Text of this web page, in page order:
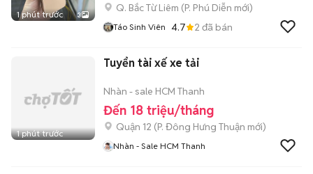
1 phút trước 3
Q. Bắc Từ Liêm (P. Phú Diễn mới)
Táo Sinh Viên 4.7 2 đã bán
1 phút trước
Tuyển tài xế xe tải
Nhàn - sale HCM Thanh
Đến 18 triệu/tháng
Quận 12 (P. Đông Hưng Thuận mới)
Nhàn - Sale HCM Thanh